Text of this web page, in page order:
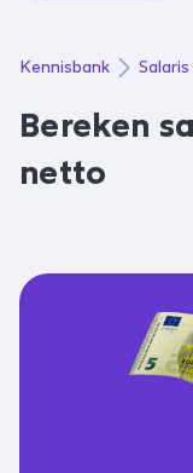
Kennisbank Salaris
Bereken
netto